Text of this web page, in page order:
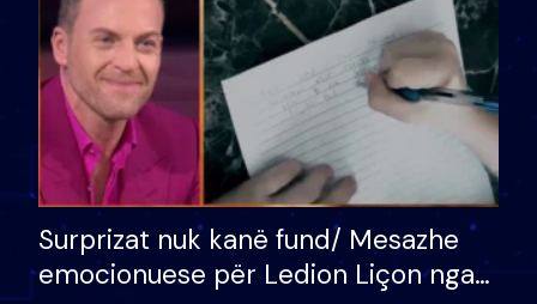
Surprizat nuk kanë fund/ Mesazhe
emocionuese për Ledion Liçon nga